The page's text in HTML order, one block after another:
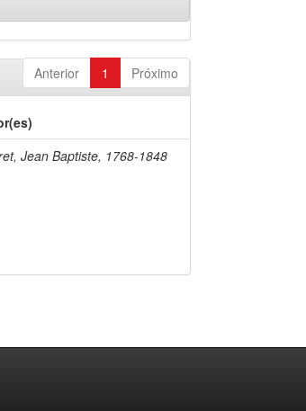
Anterior 1 Próximo
Jean Baptiste, 1768-1848